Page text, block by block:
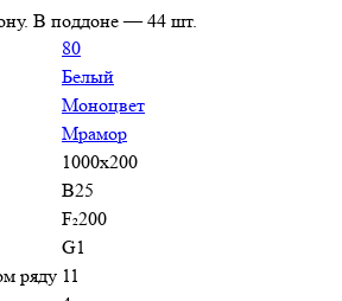
В поддоне — 44 шт.
80
Белый
Моноцвет
Мрамор
1000х200
В25
F₂200
G1
ряду 11